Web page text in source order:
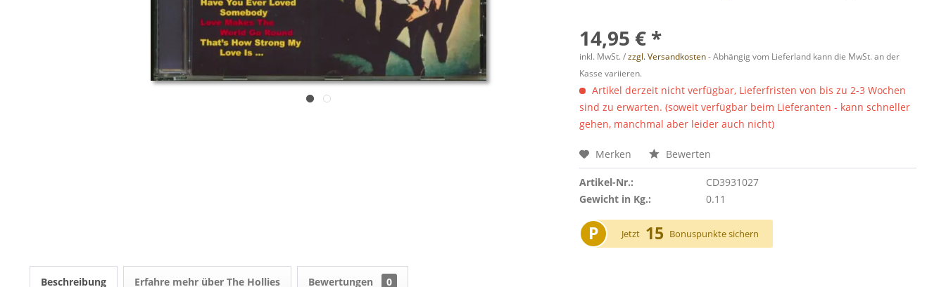
14,95 € *
inkl. MwSt. /zzgl. Versandkosten- Abhängig vom Lieferland kann die MwSt. an der
Kasse variieren.
Artikel derzeit nicht verfügbar, Lieferfristen von bis zu 2-3 Wochen
sind zu erwarten. (soweit verfügbar beim Lieferanten - kann schneller
gehen, manchmal aber leider auch nicht)
Merken Bewerten
Artikel-Nr.:
CD3931027
Gewicht in Kg.:
0.11
P Jetzt 15 Bonuspunkte sichern
Beschreibung Erfahre mehr über The Hollies Bewertungen 0